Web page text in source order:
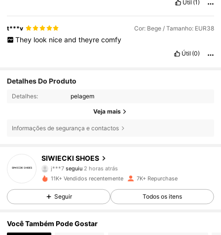
Útil (1)
t***v Cor: Bege / Tamanho: EUR38
They look nice and theyre comfy
Útil (0)
Detalhes Do Produto
Detalhes: pelagem
Veja mais
Informações de segurança e contactos
SIWIECKI SHOES
4,87
4.4K Seguidores
j***7seguiu 2 horas atrás
11K+ Vendidos recentemente 7K+ Repurchase
Seguir Todos os itens
Você Também Pode Gostar